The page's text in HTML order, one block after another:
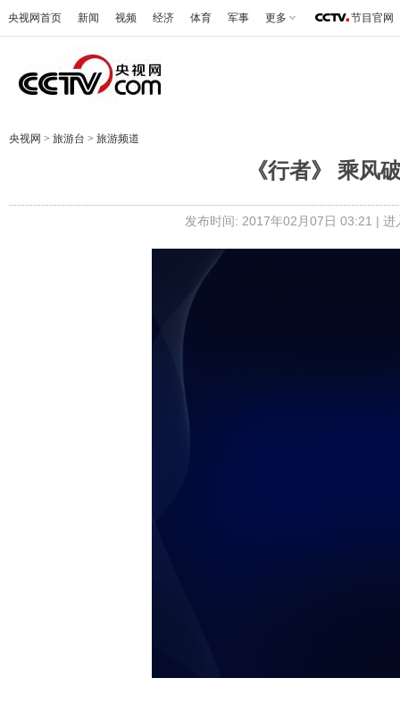
央视网首页 新闻 视频 经济 体育 军事 更多 节目官网
央视网 > 旅游台 > 旅游频道
《行者》 乘风
发布时间: 2017年02月07日 03:21 | 进